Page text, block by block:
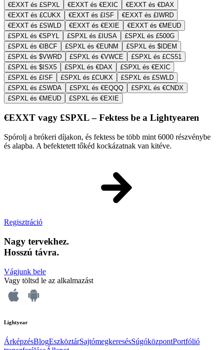
€EXXT és £SPXL
€EXXT és €EXIC
€EXXT és €DAX
€EXXT és £CUKX
€EXXT és £ISF
€EXXT és £IWRD
€EXXT és £SWLD
€EXXT és €EXIE
€EXXT és €MEUD
£SPXL és €SPYL
£SPXL és £IUSA
£SPXL és £500G
£SPXL és €IBCF
£SPXL és €EUNM
£SPXL és $IDEM
£SPXL és $VWRD
£SPXL és €VWCE
£SPXL és £CS51
£SPXL és $ISX5
£SPXL és €DAX
£SPXL és €EXIC
£SPXL és £ISF
£SPXL és £CUKX
£SPXL és £SWLD
£SPXL és £SWDA
£SPXL és €EQQQ
£SPXL és €CNDX
£SPXL és €MEUD
£SPXL és €EXIE
€EXXT vagy £SPXL – Fektess be a Lightyearen
Spórolj a brókeri díjakon, és fektess be több mint 6000 részvénybe
és alapba. A befektetett tőkéd kockázatnak van kitéve.
Regisztráció
Nagy tervekhez.
Hosszú távra.
Vágjunk bele
Vagy töltsd le az alkalmazást
Lightyear
ÁrképzésBlogEszköztárSajtómegkeresésSúgóközpontPortfólió